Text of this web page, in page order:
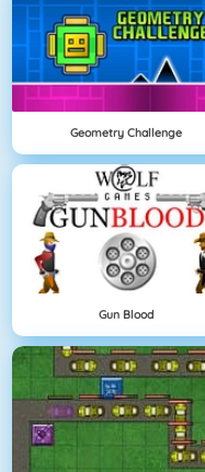
Geometry Challenge
Gun Blood